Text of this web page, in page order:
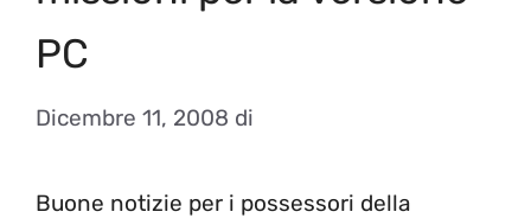
PC
Dicembre 11, 2008 di
Buone notizie per i possessori della